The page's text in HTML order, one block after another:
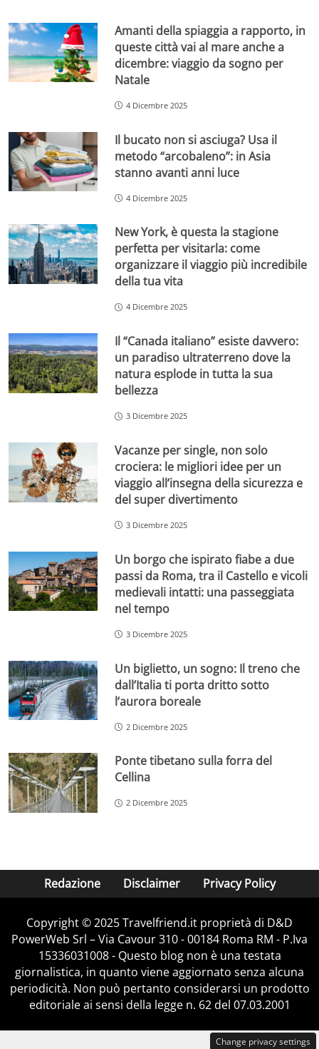
Amanti della spiaggia a rapporto, in
queste città vai al mare anche a
dicembre: viaggio da sogno per
Natale
4 Dicembre 2025
Il bucato non si asciuga? Usa il
metodo “arcobaleno”: in Asia
stanno avanti anni luce
4 Dicembre 2025
New York, è questa la stagione
perfetta per visitarla: come
organizzare il viaggio più incredibile
della tua vita
4 Dicembre 2025
Il “Canada italiano” esiste davvero:
un paradiso ultraterreno dove la
natura esplode in tutta la sua
bellezza
3 Dicembre 2025
Vacanze per single, non solo
crociera: le migliori idee per un
viaggio all’insegna della sicurezza e
del super divertimento
3 Dicembre 2025
Un borgo che ispirato fiabe a due
passi da Roma, tra il Castello e vicoli
medievali intatti: una passeggiata
nel tempo
3 Dicembre 2025
Un biglietto, un sogno: Il treno che
dall’Italia ti porta dritto sotto
l’aurora boreale
2 Dicembre 2025
Ponte tibetano sulla forra del
Cellina
2 Dicembre 2025
Redazione Disclaimer Privacy Policy
Copyright © 2025 Travelfriend.it proprietà di D&D
PowerWeb Srl – Via Cavour 310 - 00184 Roma RM - P.Iva
15336031008 - Questo blog non è una testata
giornalistica, in quanto viene aggiornato senza alcuna
periodicità. Non può pertanto considerarsi un prodotto
editoriale ai sensi della legge n. 62 del 07.03.2001
Change privacy settings